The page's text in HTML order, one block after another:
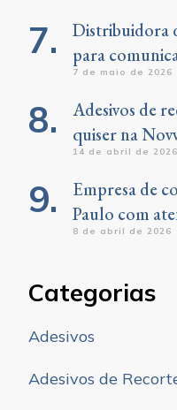
Distribuidora
para
7 de maio de 2026
Adesivos de
quiser na
14 de abril de 2026
Empresa de
Paulo com
8 de abril de 2026
Categorias
Adesivos
Adesivos de